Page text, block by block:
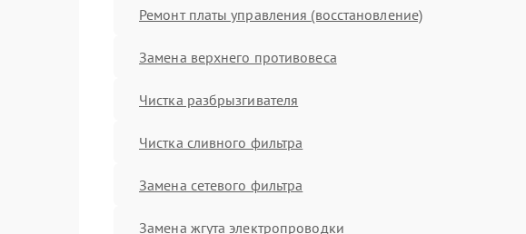
Ремонт платы управления (восстановление)
Замена верхнего противовеса
Чистка разбрызгивателя
Чистка сливного фильтра
Замена сетевого фильтра
Замена жгута электропроводки